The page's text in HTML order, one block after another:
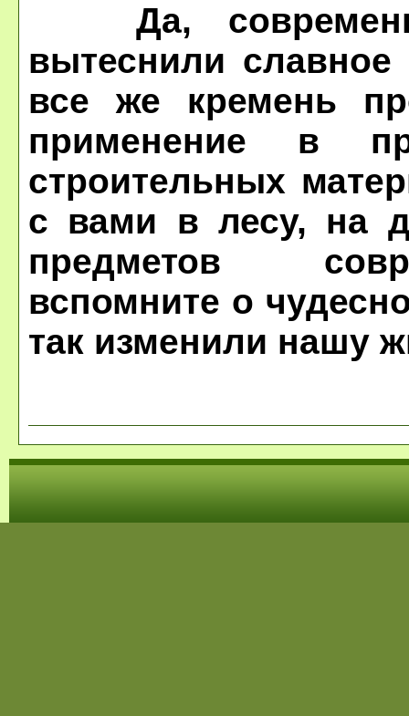
Да,
вытеснили славное
все же кремень
применение в
строительных
с вами в лесу, на
предметов
вспомните о
так изменили нашу